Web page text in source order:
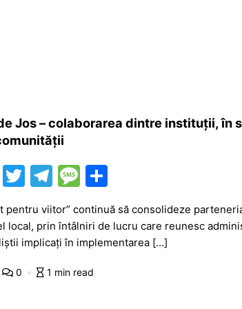
Jos – colaborarea dintre instituții, în
M
e
T
itt
er
T
e
gr
a
M
s
s
a
ta
je
pentru viitor” continuă să consolideze
local, prin întâlniri de lucru care reunesc
implicați în implementarea […]
0 1 min read